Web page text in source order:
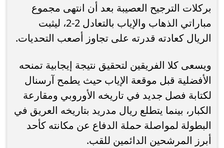
بركلات الترجيح العصيبة بعد أن انتهى مجموع
مباراتي الذهاب والإياب بالتعادل 2-2، ليثبت
الريال كعادته قدرته على تجاوز أصعب التحديات.
ويسعى كلا الفريقين لتحقيق نتيجة إيجابية تمنحه
الأفضلية قبل موقعة الإياب حيث يطمح آرسنال
لكتابة فصل جديد في تاريخه الأوروبي ومقارعة
الكبار، بينما يتطلع ريال مدريد بتاريخه العريق في
البطولة لمواصلة حملة الدفاع عن مكانته كأحد
أبرز المرشحين الدائمين للقب.